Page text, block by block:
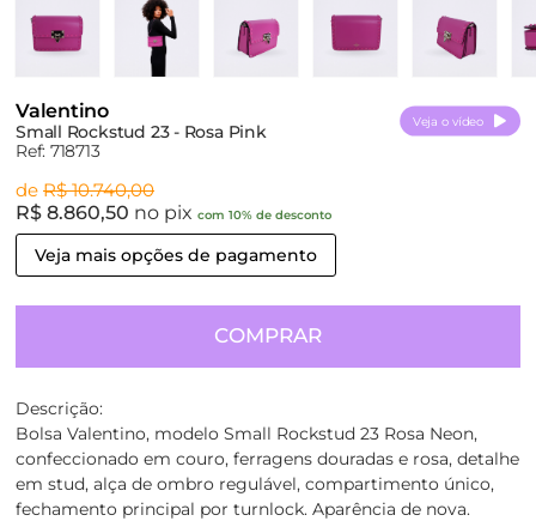
Valentino
Small Rockstud 23 - Rosa Pink
Ref: 718713
Veja o vídeo
de R$ 10.740,00
R$ 8.860,50 no pix com 10% de desconto
Veja mais opções de pagamento
COMPRAR
Descrição:
Bolsa Valentino, modelo Small Rockstud 23 Rosa Neon,
confeccionado em couro, ferragens douradas e rosa, detalhe
em stud, alça de ombro regulável, compartimento único,
fechamento principal por turnlock. Aparência de nova.